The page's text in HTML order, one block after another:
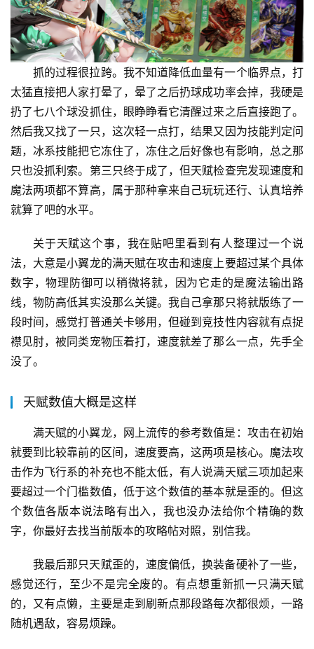
抓的过程很拉跨。我不知道降低血量有一个临界点，打
太猛直接把人家打晕了，晕了之后扔球成功率会掉，我硬是
扔了七八个球没抓住，眼睁睁看它清醒过来之后直接跑了。
然后我又找了一只，这次轻一点打，结果又因为技能判定问
题，冰系技能把它冻住了，冻住之后好像也有影响，总之那
只也没抓利索。第三只终于成了，但天赋检查完发现速度和
魔法两项都不算高，属于那种拿来自己玩玩还行、认真培养
就算了吧的水平。
关于天赋这个事，我在贴吧里看到有人整理过一个说
法，大意是小翼龙的满天赋在攻击和速度上要超过某个具体
数字，物理防御可以稍微将就，因为它走的是魔法输出路
线，物防高低其实没那么关键。我自己拿那只将就版练了一
段时间，感觉打普通关卡够用，但碰到竞技性内容就有点捉
襟见肘，被同类宠物压着打，速度就差了那么一点，先手全
没了。
天赋数值大概是这样
满天赋的小翼龙，网上流传的参考数值是：攻击在初始
就要到比较靠前的区间，速度要高，这两项是核心。魔法攻
击作为飞行系的补充也不能太低，有人说满天赋三项加起来
要超过一个门槛数值，低于这个数值的基本就是歪的。但这
个数值各版本说法略有出入，我也没办法给你个精确的数
字，你最好去找当前版本的攻略帖对照，别信我。
我最后那只天赋歪的，速度偏低，换装备硬补了一些，
感觉还行，至少不是完全废的。有点想重新抓一只满天赋
的，又有点懒，主要是走到刷新点那段路每次都很烦，一路
随机遇敌，容易烦躁。